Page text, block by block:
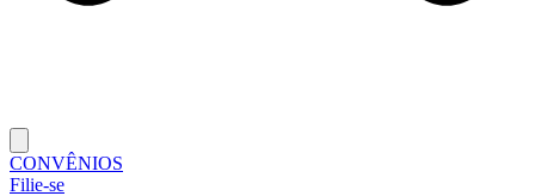
CONVÊNIOS
Filie-se